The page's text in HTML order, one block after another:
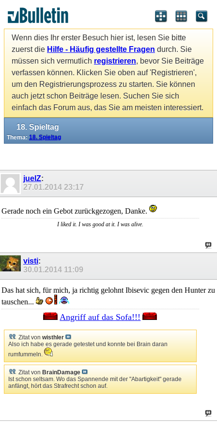
Wenn dies Ihr erster Besuch hier ist, lesen Sie bitte
zuerst die Hilfe - Häufig gestellte Fragen durch. Sie
müssen sich vermutlich registrieren, bevor Sie Beiträge
verfassen können. Klicken Sie oben auf 'Registrieren',
um den Registrierungsprozess zu starten. Sie können
auch jetzt schon Beiträge lesen. Suchen Sie sich
einfach das Forum aus, das Sie am meisten interessiert.
18. Spieltag
Thema: 18. Spieltag
juelZ:
27.01.2014 23:17
Gerade noch ein Gebot zurückgezogen, Danke.
I liked it. I was good at it. I was alive.
visti:
30.01.2014 11:09
Das hat sich, für mich, ja richtig gelohnt Ibisevic gegen den Hunter zu
tauschen...
Angriff auf das Sofa!!!
Zitat von wisthler
Also ich habe es gerade getestet und konnte bei Brain daran
rumfummeln.
Zitat von BrainDamage
Ist schon seltsam. Wo das Spannende mit der "Abartigkeit" gerade
anfängt, hört das Strafrecht schon auf.